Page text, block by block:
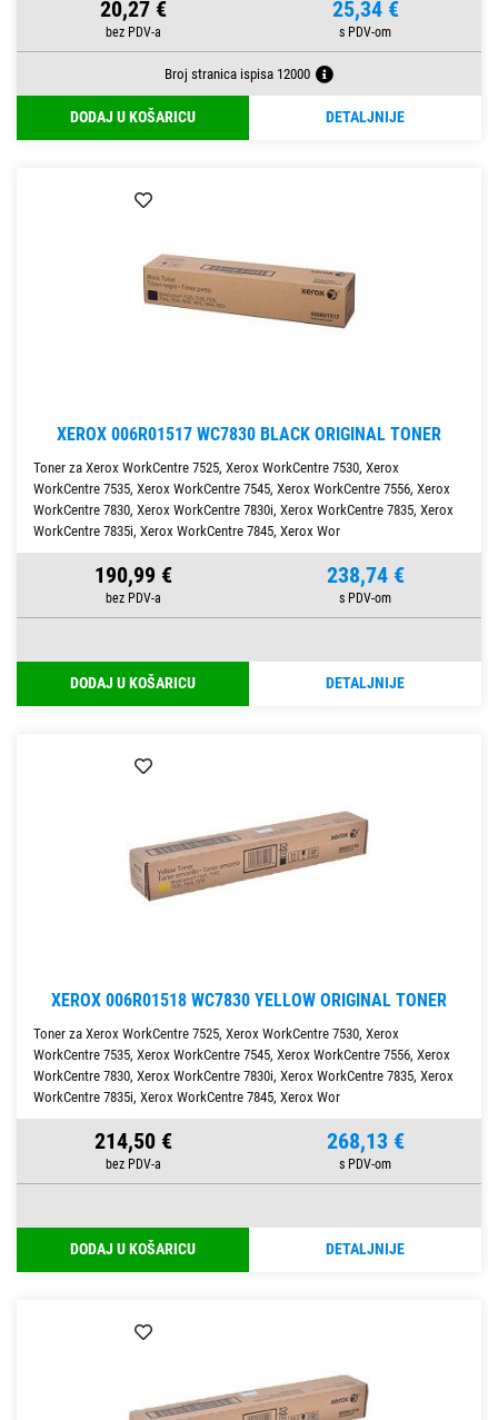
20,27 € 25,34 €
Broj stranica ispisa 12000
DODAJ U KOŠARICU DETALJNIJE
XEROX 006R01517 WC7830 BLACK ORIGINAL TONER
Toner za Xerox WorkCentre 7525, Xerox WorkCentre 7530, Xerox
WorkCentre 7535, Xerox WorkCentre 7545, Xerox WorkCentre 7556, Xerox
WorkCentre 7830, Xerox WorkCentre 7830i, Xerox WorkCentre 7835, Xerox
WorkCentre 7835i, Xerox WorkCentre 7845, Xerox Wor
190,99 € 238,74 €
DODAJ U KOŠARICU DETALJNIJE
XEROX 006R01518 WC7830 YELLOW ORIGINAL TONER
Toner za Xerox WorkCentre 7525, Xerox WorkCentre 7530, Xerox
WorkCentre 7535, Xerox WorkCentre 7545, Xerox WorkCentre 7556, Xerox
WorkCentre 7830, Xerox WorkCentre 7830i, Xerox WorkCentre 7835, Xerox
WorkCentre 7835i, Xerox WorkCentre 7845, Xerox Wor
214,50 € 268,13 €
DODAJ U KOŠARICU DETALJNIJE